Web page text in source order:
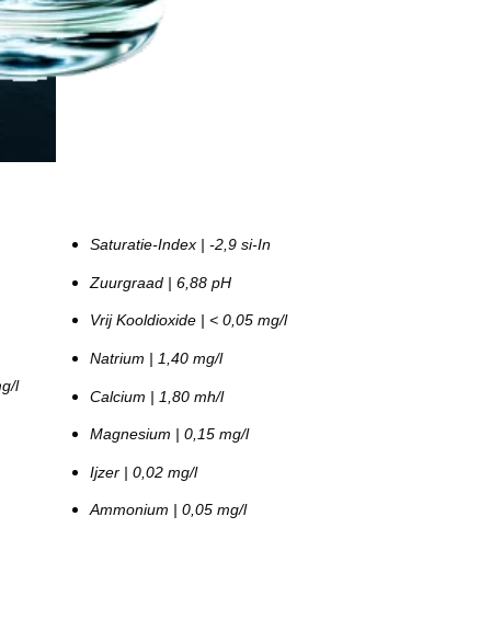
l
Saturatie-Index | -2,9 si-In
Zuurgraad | 6,88 pH
Vrij Kooldioxide | < 0,05 mg/l
Natrium | 1,40 mg/l
Calcium | 1,80 mh/l
Magnesium | 0,15 mg/l
Ijzer | 0,02 mg/l
Ammonium | 0,05 mg/l